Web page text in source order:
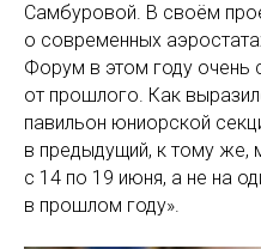
Самбуровой. В своём
о современных
Форум в этом году очень
от прошлого. Как
павильон юниорской
в предыдущий, к тому же,
с 14 по 19 июня, а не на
в прошлом году».